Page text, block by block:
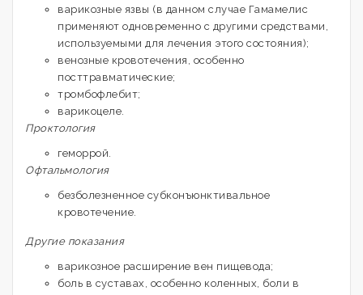
варикозные язвы (в данном случае Гамамелис
применяют одновременно с другими средствами,
используемыми для лечения этого состояния);
венозные кровотечения, особенно
посттравматические;
тромбофлебит;
варикоцеле.
Проктология
геморрой.
Офтальмология
безболезненное субконъюнктивальное
кровотечение.
Другие показания
варикозное расширение вен пищевода;
боль в суставах, особенно коленных, боли в